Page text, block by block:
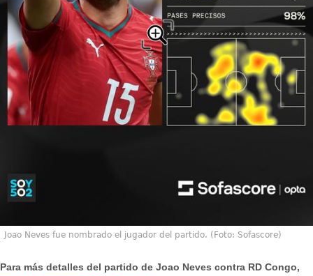
Joao Neves fue nombrado el jugador del partido. (Foto: Sofascore)
Para más detalles del partido de Joao Neves contra RD Congo,